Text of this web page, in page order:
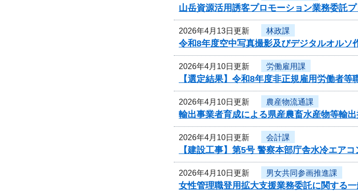
山岳資源活用誘客プロモーション業務委託
2026年4月13日更新 林政課
令和8年度空中写真撮影及びデジタルオル
2026年4月10日更新 労働雇用課
【選定結果】令和8年度非正規雇用労働者
2026年4月10日更新 農産物流通課
輸出事業者育成による県産農畜水産物等輸
2026年4月10日更新 会計課
【建設工事】第5号 警察本部庁舎水冷エア
2026年4月10日更新 男女共同参画推進課
女性管理職登用拡大支援業務委託に関する